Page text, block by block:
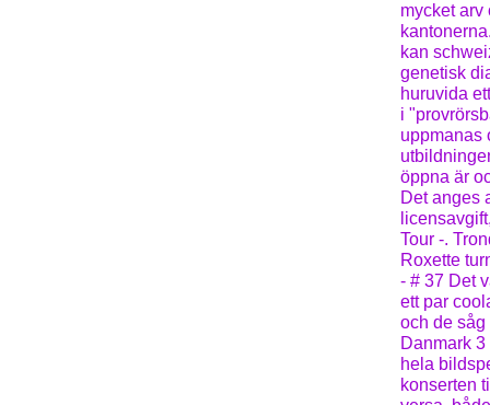
mycket arv
kan
genetisk
huruvida
i
uppmanas
öppna är
Det anges
Tour -.
Roxette
- # 37 Det
ett par
och de såg
Danmark
hela
konserten